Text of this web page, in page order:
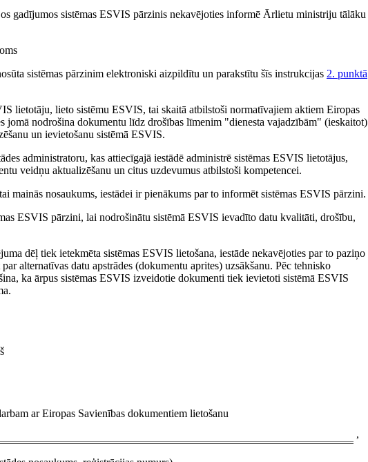
gadījumos sistēmas ESVIS pārzinis nekavējoties informē Ārlietu ministriju tālāku
sistēmas pārzinim elektroniski aizpildītu un parakstītu šīs instrukcijas 2. punktā
lietotāju, lieto sistēmu ESVIS, tai skaitā atbilstoši normatīvajiem aktiem Eiropas
jomā nodrošina dokumentu līdz drošības līmenim "dienesta vajadzībām" (ieskaitot)
un ievietošanu sistēmā ESVIS.
administratoru, kas attiecīgajā iestādē administrē sistēmas ESVIS lietotājus,
veidņu aktualizēšanu un citus uzdevumus atbilstoši kompetencei.
mainās nosaukums, iestādei ir pienākums par to informēt sistēmas ESVIS pārzini.
ESVIS pārzini, lai nodrošinātu sistēmā ESVIS ievadīto datu kvalitāti, drošību,
dēļ tiek ietekmēta sistēmas ESVIS lietošana, iestāde nekavējoties par to paziņo
alternatīvas datu apstrādes (dokumentu aprites) uzsākšanu. Pēc tehnisko
ka ārpus sistēmas ESVIS izveidotie dokumenti tiek ievietoti sistēmā ESVIS
ar Eiropas Savienības dokumentiem lietošanu
,